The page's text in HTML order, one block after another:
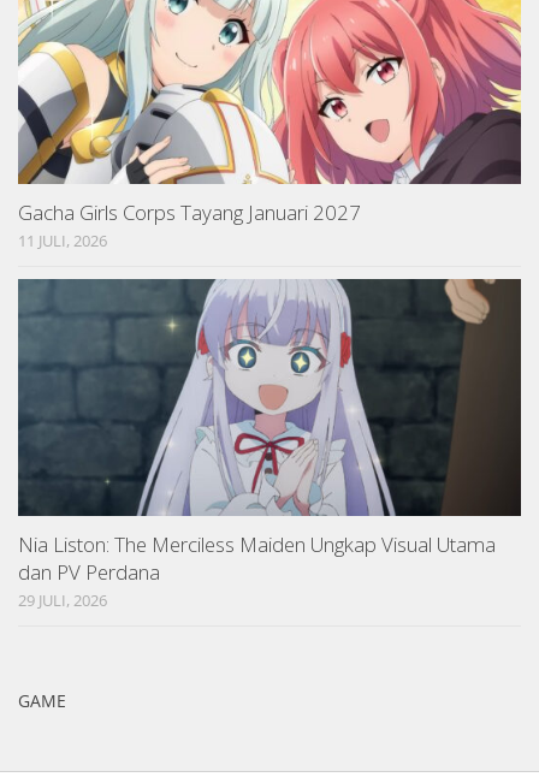
Gacha Girls Corps Tayang Januari 2027
11 JULI, 2026
Nia Liston: The Merciless Maiden Ungkap Visual Utama
dan PV Perdana
29 JULI, 2026
GAME